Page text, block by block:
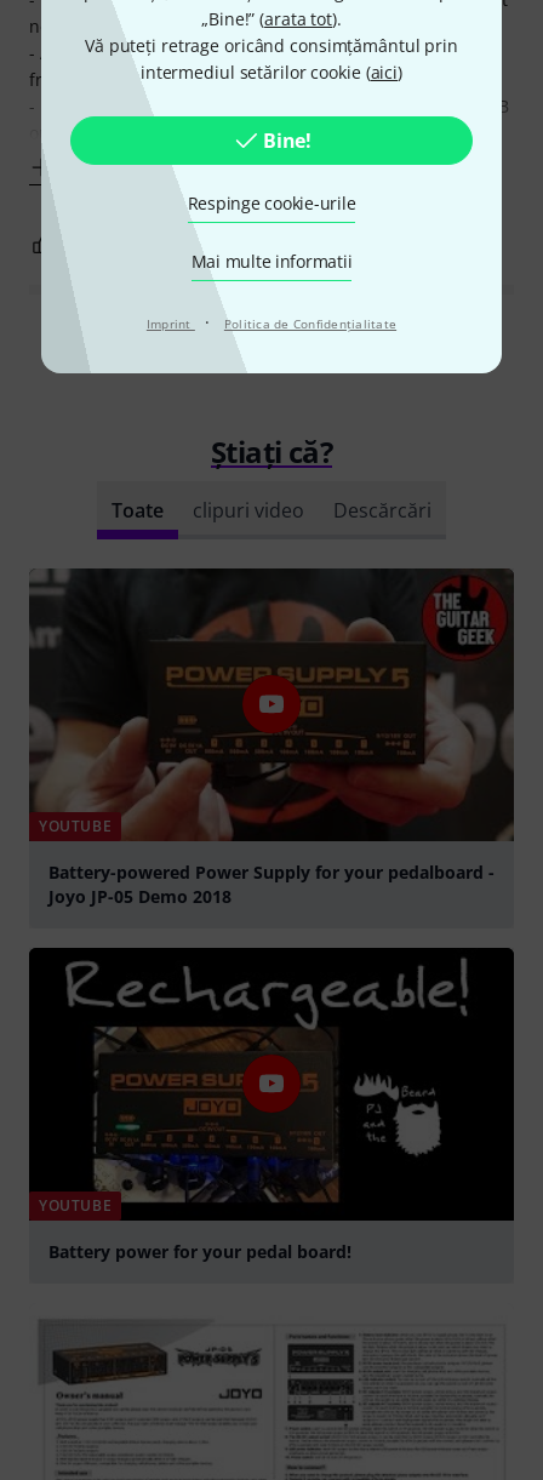
„Bine!” (arata tot).
Vă puteți retrage oricând consimțământul prin
intermediul setărilor cookie (aici)
Bine!
Respinge cookie-urile
Mai multe informatii
Imprint · Politica de Confidenţialitate
need to plug it into an outlet.
- Also, battery power means no issues with hum coming
from the mains power
- It has three 500 mA outlets to power digital pedals + a USB
out so you can even charge your
Mai mult
Citește toate recenziile
Știați că?
Toate clipuri video Descărcări
YOUTUBE
Battery-powered Power Supply for your pedalboard -
Joyo JP-05 Demo 2018
YOUTUBE
Battery power for your pedal board!